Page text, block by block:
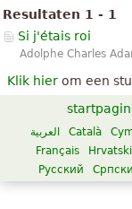
Resultaten 1 - 1
Si j'étais roi
Adolphe Charles
Klik hier om een
العربية Català
Français
Hrvatski
Русский
Српски